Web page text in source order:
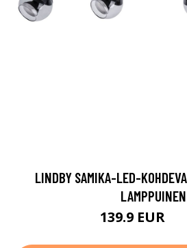
LINDBY SAMIKA-LED-
LAMPPUINEN
139.9 EUR